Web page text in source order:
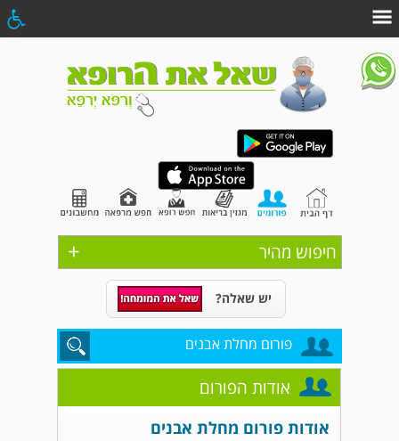
+ חיפוש מהיר
יש שאלה?
פורום מחלת אבנים
אודות הפורום
אודות פורום מחלת אבנים